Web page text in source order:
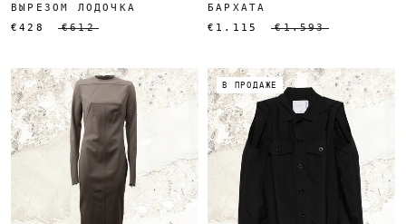
ВЫРЕЗОМ ЛОДОЧКА
€428
€612
БАРХАТА
€1.115
€1.593
В ПРОДАЖЕ